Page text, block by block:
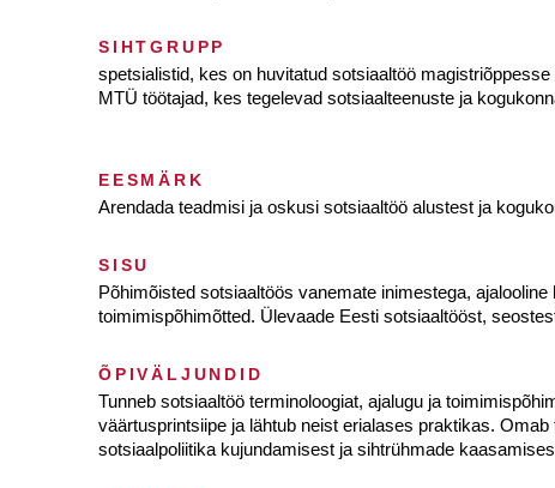
SIHTGRUPP
spetsialistid, kes on huvitatud sotsiaaltöö
MTÜ töötajad, kes tegelevad sotsiaalteenuste ja
EESMÄRK
Arendada teadmisi ja oskusi sotsiaaltöö alustest ja
SISU
Põhimõisted sotsiaaltöös vanemate inimestega,
toimimispõhimõtted. Ülevaade Eesti sotsiaaltööst,
ÕPIVÄLJUNDID
Tunneb sotsiaaltöö terminoloogiat, ajalugu ja
väärtusprintsiipe ja lähtub neist erialases praktikas.
sotsiaalpoliitika kujundamisest ja sihtrühmade